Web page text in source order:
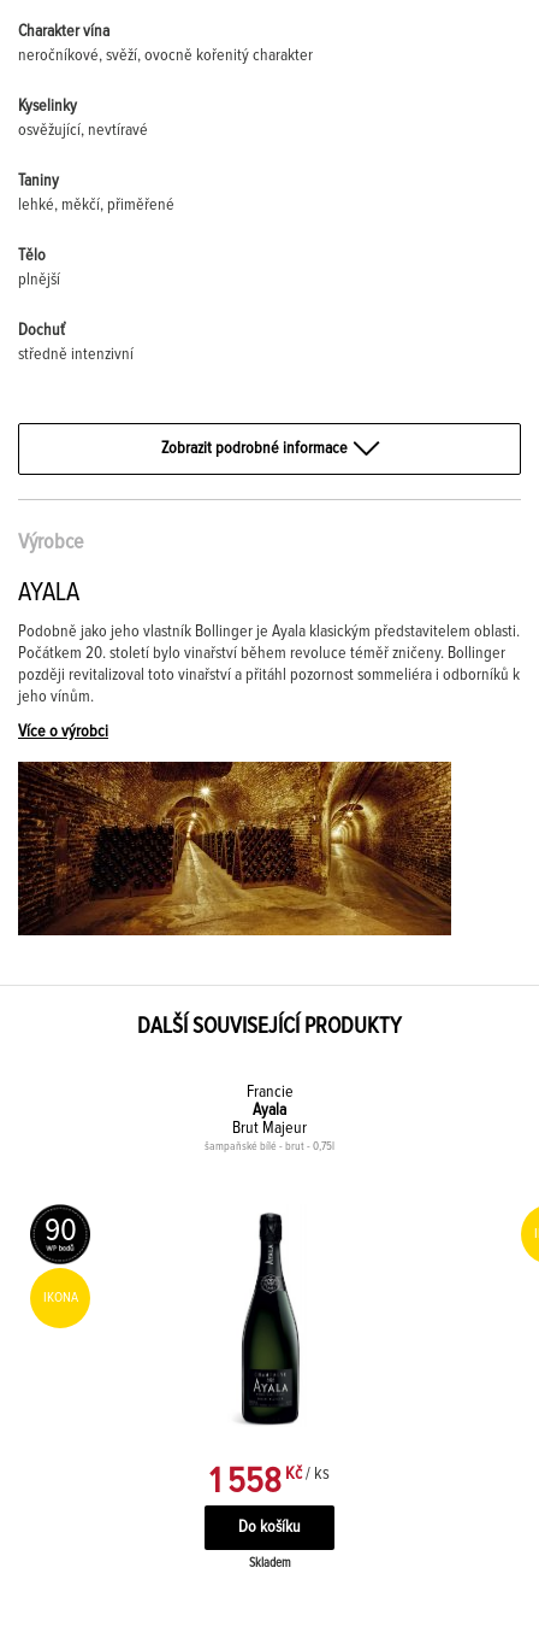
Charakter vína
neročníkové, svěží, ovocně kořenitý charakter
Kyselinky
osvěžující, nevtíravé
Taniny
lehké, měkčí, přiměřené
Tělo
plnější
Dochuť
středně intenzivní
Zobrazit podrobné informace
Výrobce
AYALA
Podobně jako jeho vlastník Bollinger je Ayala klasickým představitelem oblasti.
Počátkem 20. století bylo vinařství během revoluce téměř zničeny. Bollinger
později revitalizoval toto vinařství a přitáhl pozornost sommeliéra i odborníků k
jeho vínům.
Více o výrobci
DALŠÍ SOUVISEJÍCÍ PRODUKTY
Francie
Ayala
Brut Majeur
šampaňské bílé - brut - 0,75l
90
IKONA
1 558 Kč / ks
Skladem